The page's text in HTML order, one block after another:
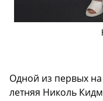
Одной из первых
летняя Николь